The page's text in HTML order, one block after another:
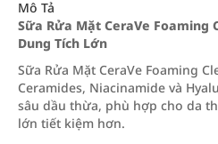
Mô Tả
Sữa Rửa Mặt CeraVe Foaming
Dung Tích Lớn
Sữa Rửa Mặt CeraVe Foaming
Ceramides, Niacinamide và
sâu dầu thừa, phù hợp cho da
lớn tiết kiệm hơn.